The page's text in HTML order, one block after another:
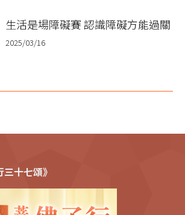
生活是場障礙賽 認識障礙方能過關
2025/03/16
十七頌》